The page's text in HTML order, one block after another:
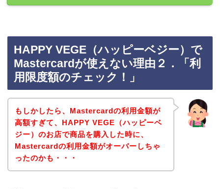
HAPPY VEGE（ハッピーベジー）で
Mastercardが使えない理由２．「利
用限度額のチェック！」
もしかしたら、Mastercardの利用金額が
高額すぎて、HAPPY VEGE（ハッピーベ
ジー）のお店で商品を購入した時に、
Mastercardの利用金額がオーバーしちゃ
ったのかも・・・